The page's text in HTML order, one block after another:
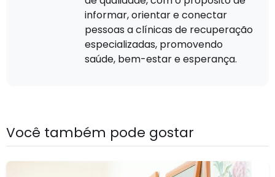
informar, orientar e conectar
pessoas a clínicas de recuperação
especializadas, promovendo
saúde, bem-estar e esperança.
Você também pode gostar